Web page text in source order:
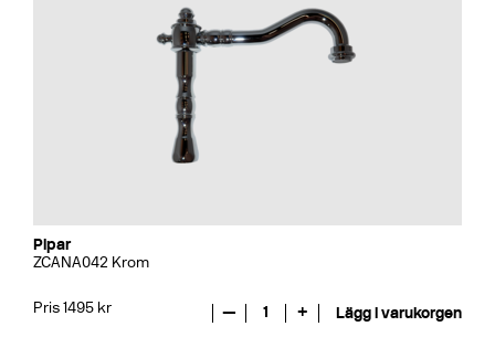
Pipar
ZCANA042 Krom
Pris 1495 kr — 1 + Lägg i varukorgen